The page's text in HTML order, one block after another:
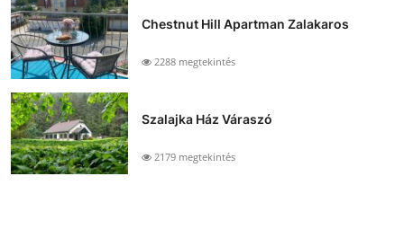
Chestnut Hill Apartman Zalakaros
2288 megtekintés
Szalajka Ház Váraszó
2179 megtekintés